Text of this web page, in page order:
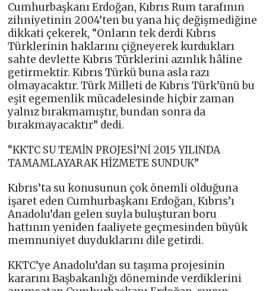
Cumhurbaşkanı Erdoğan, Kıbrıs Rum tarafının
zihniyetinin 2004’ten bu yana hiç değişmediğine
dikkati çekerek, “Onların tek derdi Kıbrıs
Türklerinin haklarını çiğneyerek kurdukları
sahte devlette Kıbrıs Türklerini azınlık hâline
getirmektir. Kıbrıs Türkü buna asla razı
olmayacaktır. Türk Milleti de Kıbrıs Türk’ünü bu
eşit egemenlik mücadelesinde hiçbir zaman
yalnız bırakmamıştır, bundan sonra da
bırakmayacaktır” dedi.
“KKTC SU TEMİN PROJESİ’Nİ 2015 YILINDA
TAMAMLAYARAK HİZMETE SUNDUK”
Kıbrıs’ta su konusunun çok önemli olduğuna
işaret eden Cumhurbaşkanı Erdoğan, Kıbrıs’ı
Anadolu’dan gelen suyla buluşturan boru
hattının yeniden faaliyete geçmesinden büyük
memnuniyet duyduklarını dile getirdi.
KKTC’ye Anadolu’dan su taşıma projesinin
kararını Başbakanlığı döneminde verdiklerini